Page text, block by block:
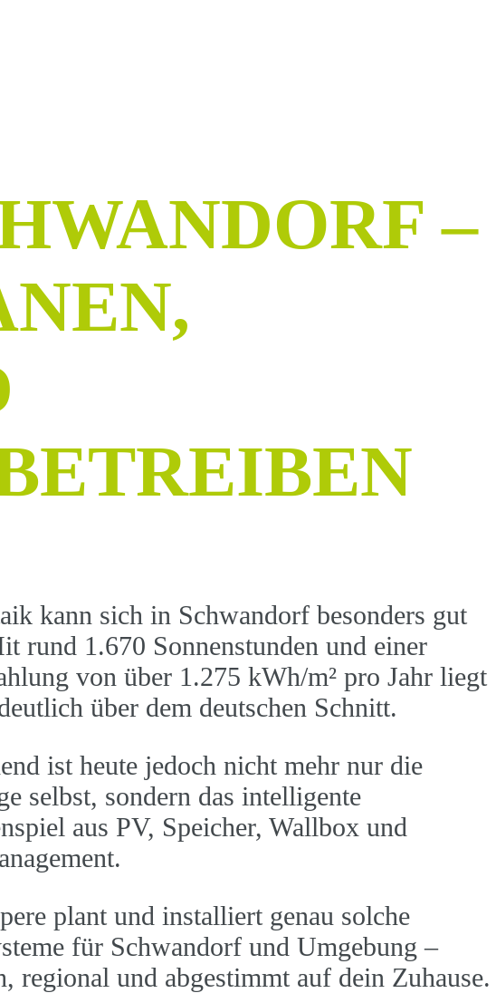
–
kann sich in Schwandorf besonders gut
rund 1.670 Sonnenstunden und einer
von über 1.275 kWh/m² pro Jahr liegt
über dem deutschen Schnitt.
ist heute jedoch nicht mehr nur die
selbst, sondern das intelligente
aus PV, Speicher, Wallbox und
plant und installiert genau solche
für Schwandorf und Umgebung –
regional und abgestimmt auf dein Zuhause.